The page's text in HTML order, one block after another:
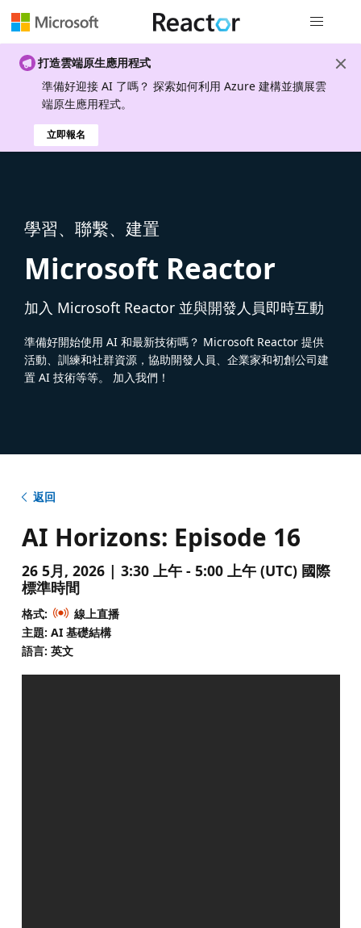
打造雲端原生應用程式
準備好迎接 AI 了嗎？ 探索如何利用 Azure 建構並擴展雲
端原生應用程式。
立即報名
學習、聯繫、建置
Microsoft Reactor
加入 Microsoft Reactor 並與開發人員即時互動
準備好開始使用 AI 和最新技術嗎？ Microsoft Reactor 提供
活動、訓練和社群資源，協助開發人員、企業家和初創公司建
置 AI 技術等等。 加入我們！
返回
AI Horizons: Episode 16
26 5月, 2026 | 3:30 上午 - 5:00 上午 (UTC) 國際
標準時間
格式:
線上直播
主題: AI 基礎結構
語言: 英文